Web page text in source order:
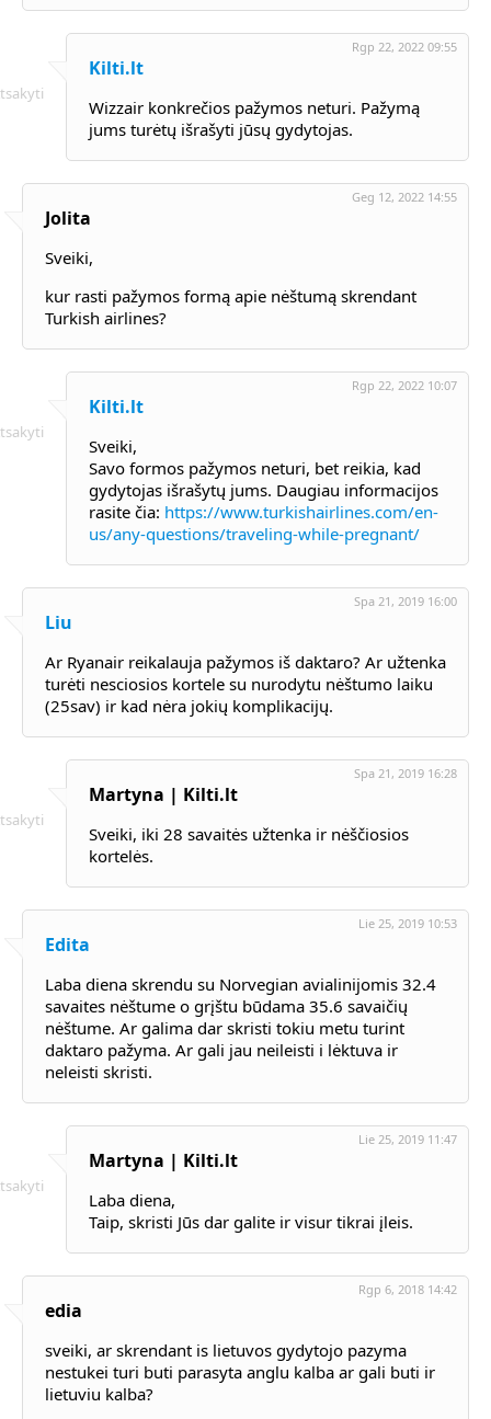
Kilti.lt
Rgp 22, 2022 09:55
Wizzair konkrečios pažymos neturi. Pažymą
jums turėtų išrašyti jūsų gydytojas.
Jolita
Geg 12, 2022 14:55
Sveiki,
kur rasti pažymos formą apie nėštumą skrendant
Turkish airlines?
Kilti.lt
Rgp 22, 2022 10:07
Sveiki,
Savo formos pažymos neturi, bet reikia, kad
gydytojas išrašytų jums. Daugiau informacijos
rasite čia: https://www.turkishairlines.com/en-
us/any-questions/traveling-while-pregnant/
Liu
Spa 21, 2019 16:00
Ar Ryanair reikalauja pažymos iš daktaro? Ar užtenka
turėti nesciosios kortele su nurodytu nėštumo laiku
(25sav) ir kad nėra jokių komplikacijų.
Martyna | Kilti.lt
Spa 21, 2019 16:28
Sveiki, iki 28 savaitės užtenka ir nėščiosios
kortelės.
Edita
Lie 25, 2019 10:53
Laba diena skrendu su Norvegian avialinijomis 32.4
savaites nėštume o grįštu būdama 35.6 savaičių
nėštume. Ar galima dar skristi tokiu metu turint
daktaro pažyma. Ar gali jau neileisti i lėktuva ir
neleisti skristi.
Martyna | Kilti.lt
Lie 25, 2019 11:47
Laba diena,
Taip, skristi Jūs dar galite ir visur tikrai įleis.
edia
Rgp 6, 2018 14:42
sveiki, ar skrendant is lietuvos gydytojo pazyma
nestukei turi buti parasyta anglu kalba ar gali buti ir
lietuviu kalba?